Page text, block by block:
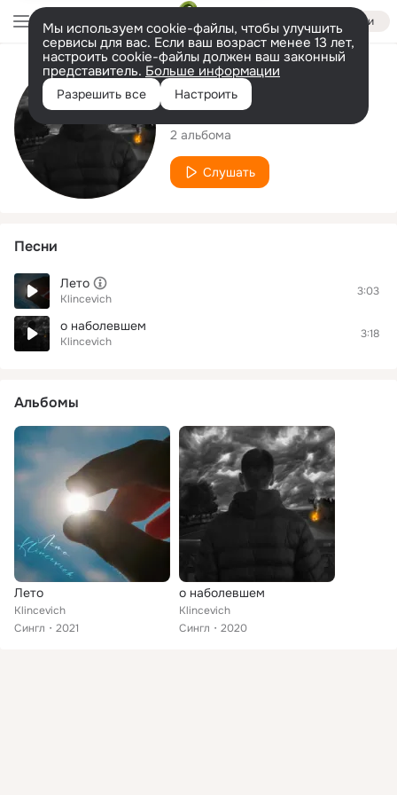
Войти
Мы используем cookie-файлы, чтобы улучшить
сервисы для вас. Если ваш возраст менее 13 лет,
настроить cookie-файлы должен ваш законный
представитель. Больше информации
Разрешить все Настроить
Исполнитель
Klincevich
2 альбома
Слушать
Песни
Лето
Klincevich
3:03
о наболевшем
Klincevich
3:18
Альбомы
Лето
Klincevich
Сингл
2021
о наболевшем
Klincevich
Сингл
2020